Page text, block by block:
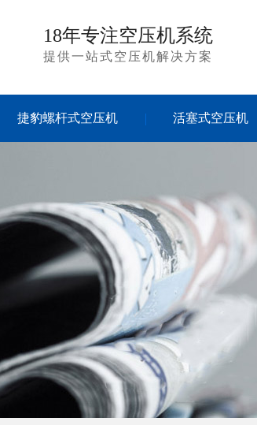
18年专注空压机系统
提供一站式空压机解决方案
捷豹螺杆式空压机 活塞式空压机